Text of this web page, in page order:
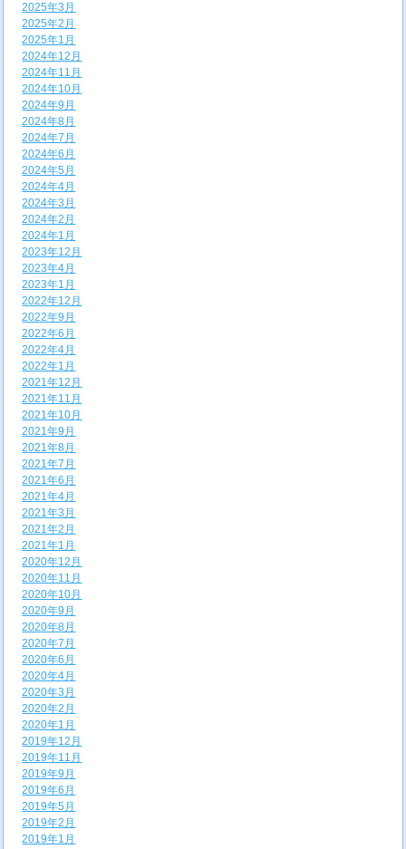
2025年3月
2025年2月
2025年1月
2024年12月
2024年11月
2024年10月
2024年9月
2024年8月
2024年7月
2024年6月
2024年5月
2024年4月
2024年3月
2024年2月
2024年1月
2023年12月
2023年4月
2023年1月
2022年12月
2022年9月
2022年6月
2022年4月
2022年1月
2021年12月
2021年11月
2021年10月
2021年9月
2021年8月
2021年7月
2021年6月
2021年4月
2021年3月
2021年2月
2021年1月
2020年12月
2020年11月
2020年10月
2020年9月
2020年8月
2020年7月
2020年6月
2020年4月
2020年3月
2020年2月
2020年1月
2019年12月
2019年11月
2019年9月
2019年6月
2019年5月
2019年2月
2019年1月